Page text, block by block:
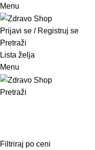
Menu
Prijavi se / Registruj se
Pretraži
Lista želja
Menu
Pretraži
Filtriraj po ceni